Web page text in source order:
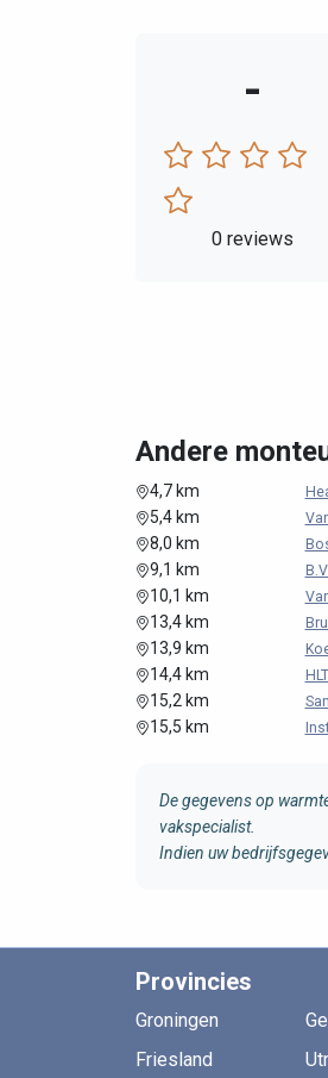
-
0 reviews
Andere
4,7 km
5,4 km
8,0 km
9,1 km
10,1 km
13,4 km
13,9 km
14,4 km HLT
15,2 km
15,5 km
De gegevens op
vakspecialist.
Indien uw
Provincies
Groningen
Friesland